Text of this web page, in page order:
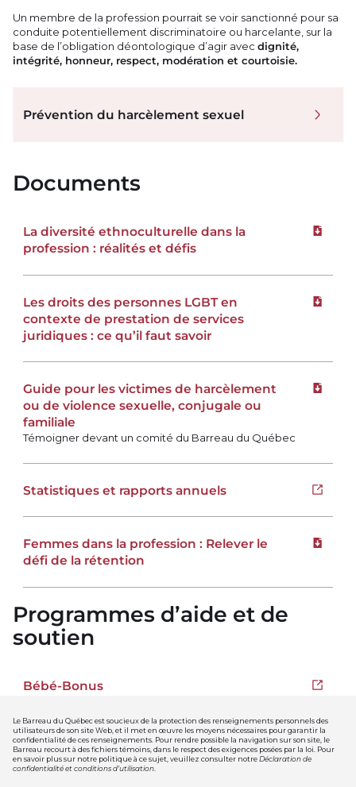
Le Barreau du Québec est soucieux de la protection des renseignements personnels des
utilisateurs de son site Web, et il met en œuvre les moyens nécessaires pour garantir la
confidentialité de ces renseignements. Pour rendre possible la navigation sur son site, le
Barreau recourt à des fichiers témoins, dans le respect des exigences posées par la loi. Pour
en savoir plus sur notre politique à ce sujet, veuillez consulter notreDéclaration de
confidentialité et conditions d’utilisation
Un membre de la profession pourrait se voir sanctionné pour sa
conduite potentiellement discriminatoire ou harcelante, sur la
base de l’obligation déontologique d’agir avecdignité,
intégrité, honneur, respect, modération et courtoisie.
Prévention du harcèlement sexuel
Documents
La diversité ethnoculturelle dans la
profession : réalités et défis
Les droits des personnes LGBT en
contexte de prestation de services
juridiques : ce qu’il faut savoir
Guide pour les victimes de harcèlement
ou de violence sexuelle, conjugale ou
familiale
Témoigner devant un comité du Barreau du Québec
Statistiques et rapports annuels Ouvrir
Femmes dans la profession : Relever le
défi de la rétention
Programmes d’aide et de
soutien
Bébé-Bonus Ouvrir
APTA Ouvrir